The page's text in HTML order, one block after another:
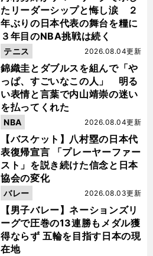
たリーダーシップと悔し涙 ２
年ぶりの日本代表の舞台を糧に
３年目のNBA挑戦は続く
錦織圭とダブルスを組んで「や
っぱ、すごいなこの人」 明る
い表情と言葉で内山靖崇の迷い
を払ってくれた
2026.08.04更新
テニス
【バスケット】八村塁の日本代
表復帰宣言 「プレーヤーファー
スト」を説き続けた信念と日本
協会の変化
2026.08.04更新
NBA
【男子バレー】ネーションズリ
ーグで圧巻の13連勝もメダル獲
得ならず 五輪を目指す日本の現
在地
2026.08.03更新
バレー